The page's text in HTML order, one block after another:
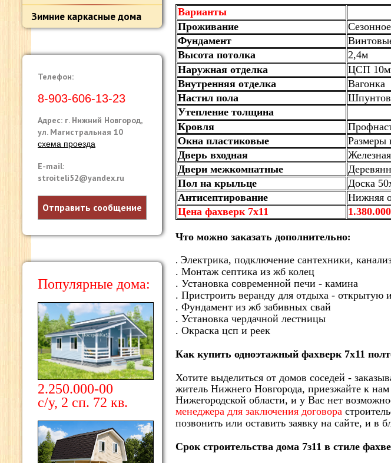
Варианты
Проживание
Фундамент
Высота потолка
2,4м
Наружная отделка
ЦСП
Внутренняя отделка
Вагонка
Настил пола
Утепление толщина
Кровля
Окна пластиковые
Размеры
Дверь входная
Двери межкомнатные
Пол на крыльце
Доска
Антисептирование
Нижняя
Цена фахверк 7х11
Что можно заказать дополнительно:
. Электрика, подключение сантехники,
. Монтаж септика из жб колец
. Установка современной печи - камина
. Пристроить веранду для отдыха - открытую
. Фундамент из жб забивных свай
. Установка чердачной лестницы
. Окраска цсп и реек
Как купить одноэтажный фахверк 7х11
Хотите выделиться от домов соседей -
житель Нижнего Новгорода, приезжайте к
Нижегородской области, и у Вас нет
менеджера для заключения договора
позвонить или оставить заявку на сайте, и
Срок строительства дома 7з11 в стиле
Зимние каркасные дома
Телефон:
8-903-606-13-23
Адрес: г. Нижний Новгород,
ул. Магистральная 10
схема проезда
E-mail:
stroiteli52@yandex.ru
Отправить сообщение
Популярные дома:
2.250.000-00
с/у, 2 сп. 72 кв.